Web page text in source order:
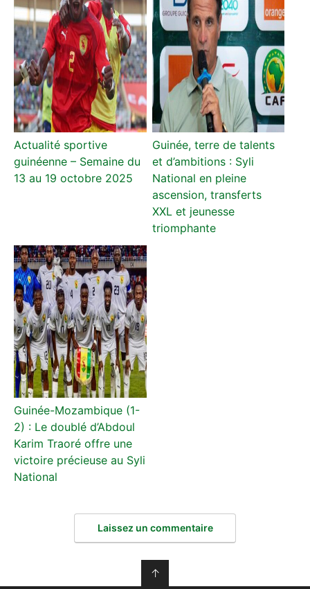
Actualité sportive
guinéenne – Semaine du
13 au 19 octobre 2025
Guinée, terre de talents
et d’ambitions : Syli
National en pleine
ascension, transferts
XXL et jeunesse
triomphante
Guinée-Mozambique (1-
2) : Le doublé d’Abdoul
Karim Traoré offre une
victoire précieuse au Syli
National
Laissez un commentaire
↑